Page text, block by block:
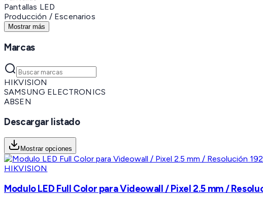
Pantallas LED
Producción / Escenarios
Mostrar más
Marcas
HIKVISION
SAMSUNG ELECTRONICS
ABSEN
Descargar listado
Mostrar opciones
HIKVISION
Modulo LED Full Color para Videowall / Pixel 2.5 mm /